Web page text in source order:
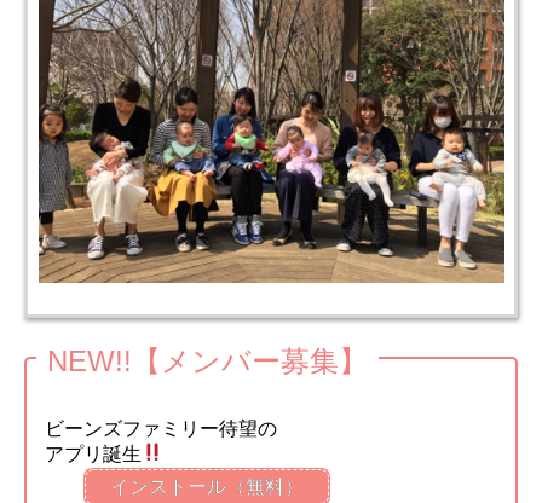
NEW!!【メンバー募集】
ビーンズファミリー待望の
アプリ誕生
インストール（無料）